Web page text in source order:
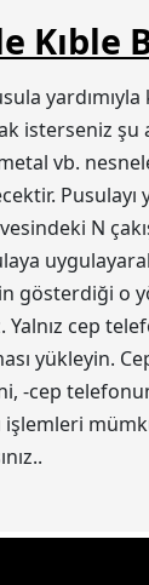
Kıble
isterseniz şu
vb.
N
gösterdiği o
cep
yükleyin.
-cep